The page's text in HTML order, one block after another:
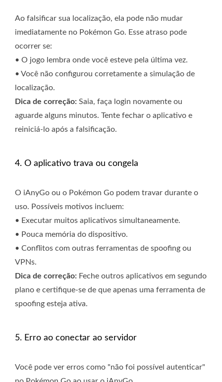
Ao falsificar sua localização, ela pode não mudar
imediatamente no Pokémon Go. Esse atraso pode
ocorrer se:
• O jogo lembra onde você esteve pela última vez.
• Você não configurou corretamente a simulação de
localização.
Dica de correção: Saia, faça login novamente ou
aguarde alguns minutos. Tente fechar o aplicativo e
reiniciá-lo após a falsificação.
4. O aplicativo trava ou congela
O iAnyGo ou o Pokémon Go podem travar durante o
uso. Possíveis motivos incluem:
• Executar muitos aplicativos simultaneamente.
• Pouca memória do dispositivo.
• Conflitos com outras ferramentas de spoofing ou
VPNs.
Dica de correção: Feche outros aplicativos em segundo
plano e certifique-se de que apenas uma ferramenta de
spoofing esteja ativa.
5. Erro ao conectar ao servidor
Você pode ver erros como "não foi possível autenticar"